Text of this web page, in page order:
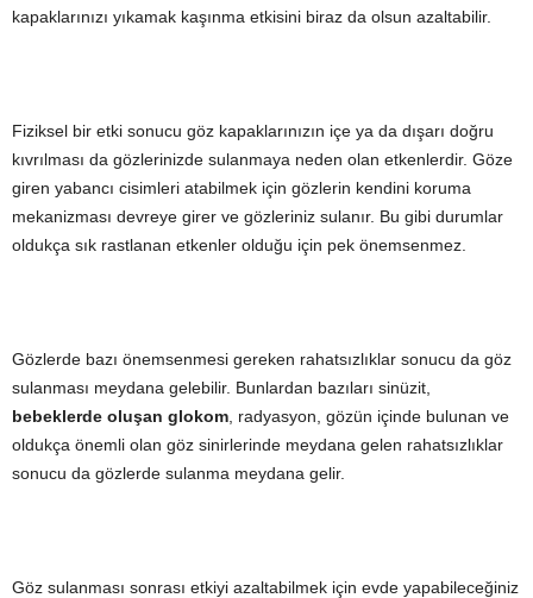
kapaklarınızı yıkamak kaşınma etkisini biraz da olsun azaltabilir.
Fiziksel bir etki sonucu göz kapaklarınızın içe ya da dışarı doğru
kıvrılması da gözlerinizde sulanmaya neden olan etkenlerdir. Göze
giren yabancı cisimleri atabilmek için gözlerin kendini koruma
mekanizması devreye girer ve gözleriniz sulanır. Bu gibi durumlar
oldukça sık rastlanan etkenler olduğu için pek önemsenmez.
Gözlerde bazı önemsenmesi gereken rahatsızlıklar sonucu da göz
sulanması meydana gelebilir. Bunlardan bazıları sinüzit,
bebeklerde oluşan glokom , radyasyon, gözün içinde bulunan ve
oldukça önemli olan göz sinirlerinde meydana gelen rahatsızlıklar
sonucu da gözlerde sulanma meydana gelir.
Göz sulanması sonrası etkiyi azaltabilmek için evde yapabileceğiniz